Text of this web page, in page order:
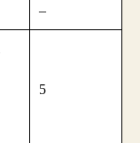
–
5